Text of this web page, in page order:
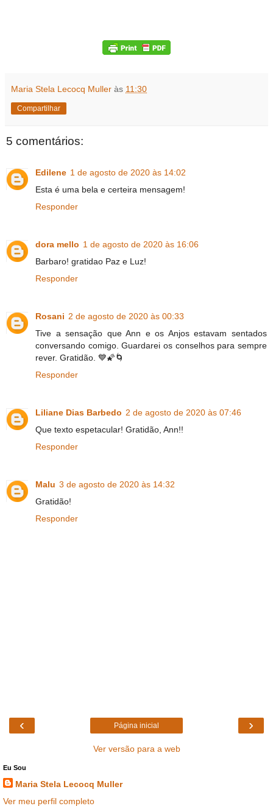
Maria Stela Lecocq Muller às 11:30
Compartilhar
5 comentários:
Edilene 1 de agosto de 2020 às 14:02
Esta é uma bela e certeira mensagem!
Responder
dora mello 1 de agosto de 2020 às 16:06
Barbaro! gratidao Paz e Luz!
Responder
Rosani 2 de agosto de 2020 às 00:33
Tive a sensação que Ann e os Anjos estavam sentados
conversando comigo. Guardarei os conselhos para sempre
rever. Gratidão. 💙🌠🌀
Responder
Liliane Dias Barbedo 2 de agosto de 2020 às 07:46
Que texto espetacular! Gratidão, Ann!!
Responder
Malu 3 de agosto de 2020 às 14:32
Gratidão!
Responder
‹ ›
Página inicial
Ver versão para a web
Eu Sou
Maria Stela Lecocq Muller
Ver meu perfil completo